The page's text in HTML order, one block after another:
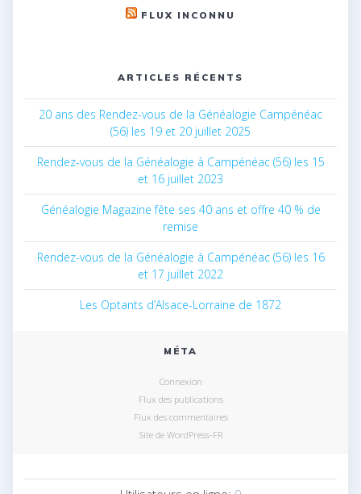
FLUX INCONNU
ARTICLES RÉCENTS
20 ans des Rendez-vous de la Généalogie Campénéac
(56) les 19 et 20 juillet 2025
Rendez-vous de la Généalogie à Campénéac (56) les 15
et 16 juillet 2023
Généalogie Magazine fête ses 40 ans et offre 40 % de
remise
Rendez-vous de la Généalogie à Campénéac (56) les 16
et 17 juillet 2022
Les Optants d’Alsace-Lorraine de 1872
MÉTA
Connexion
Flux des publications
Flux des commentaires
Site de WordPress-FR